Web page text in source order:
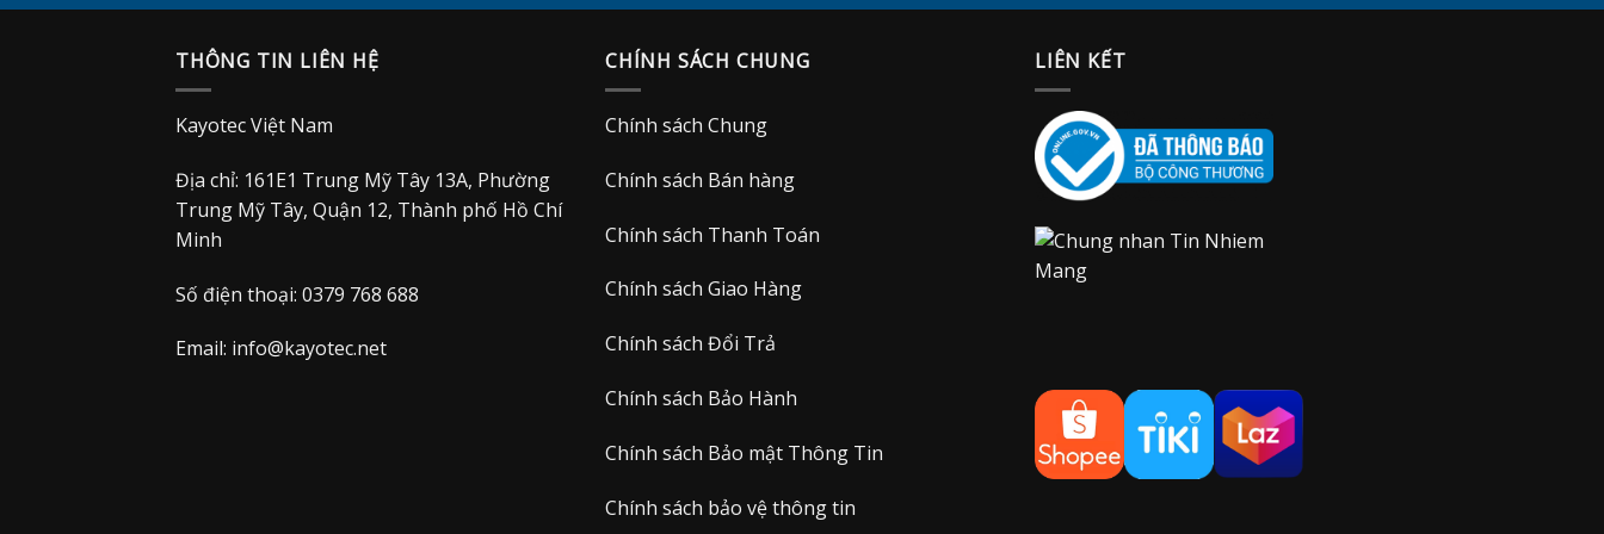
THÔNG TIN LIÊN HỆ
Kayotec Việt Nam
Địa chỉ: 161E1 Trung Mỹ Tây 13A, Phường
Trung Mỹ Tây, Quận 12, Thành phố Hồ Chí
Minh
Số điện thoại: 0379 768 688
Email: info@kayotec.net
CHÍNH SÁCH CHUNG
Chính sách Chung
Chính sách Bán hàng
Chính sách Thanh Toán
Chính sách Giao Hàng
Chính sách Đổi Trả
Chính sách Bảo Hành
Chính sách Bảo mật Thông Tin
Chính sách bảo vệ thông tin
LIÊN KẾT